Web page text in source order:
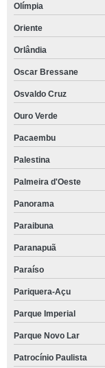
Olímpia
Oriente
Orlândia
Oscar Bressane
Osvaldo Cruz
Ouro Verde
Pacaembu
Palestina
Palmeira d'Oeste
Panorama
Paraibuna
Paranapuã
Paraíso
Pariquera-Açu
Parque Imperial
Parque Novo Lar
Patrocínio Paulista